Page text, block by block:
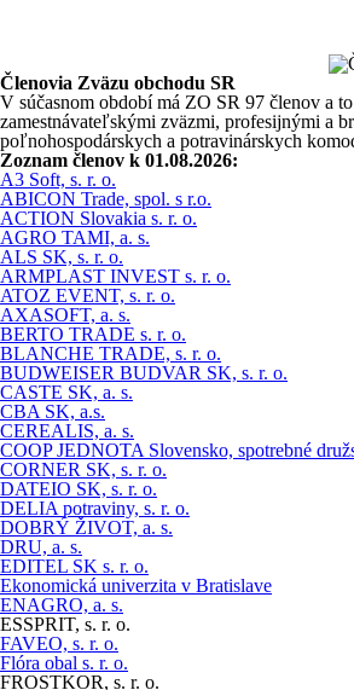
Členovia Zväzu obchodu SR
V súčasnom období má ZO SR 97 členov a
zamestnávateľskými zväzmi, profesijnými a
poľnohospodárskych a potravinárskych
Zoznam členov k 01.08.2026:
A3 Soft, s. r. o.
ABICON Trade, spol. s r.o.
ACTION Slovakia s. r. o.
AGRO TAMI, a. s.
ALS SK, s. r. o.
ARMPLAST INVEST s. r. o.
ATOZ EVENT, s. r. o.
AXASOFT, a. s.
BERTO TRADE s. r. o.
BLANCHE TRADE, s. r. o.
BUDWEISER BUDVAR SK, s. r. o.
CASTE SK, a. s.
CBA SK, a.s.
CEREALIS, a. s.
COOP JEDNOTA Slovensko, spotrebné
CORNER SK, s. r. o.
DATEIO SK, s. r. o.
DELIA potraviny, s. r. o.
DOBRÝ ŽIVOT, a. s.
DRU, a. s.
EDITEL SK s. r. o.
Ekonomická univerzita v Bratislave
ENAGRO, a. s.
ESSPRIT, s. r. o.
FAVEO, s. r. o.
Flóra obal s. r. o.
FROSTKOR, s. r. o.